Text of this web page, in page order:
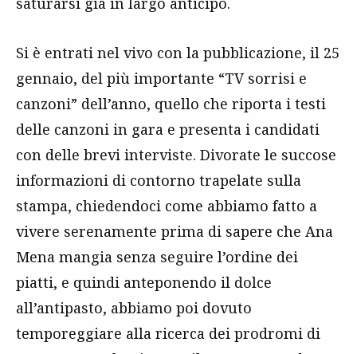
Si è entrati nel vivo con la pubblicazione, il 25
gennaio, del più importante “TV sorrisi e
canzoni” dell’anno, quello che riporta i testi
delle canzoni in gara e presenta i candidati
con delle brevi interviste. Divorate le succose
informazioni di contorno trapelate sulla
stampa, chiedendoci come abbiamo fatto a
vivere serenamente prima di sapere che Ana
Mena mangia senza seguire l’ordine dei
piatti, e quindi anteponendo il dolce
all’antipasto, abbiamo poi dovuto
temporeggiare alla ricerca dei prodromi di